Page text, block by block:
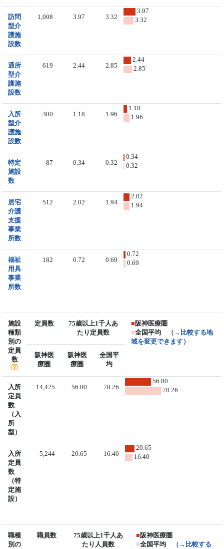
訪問
型介
護施
設数
1,008 3.97 3.32
3.97
3.32
通所
型介
護施
設数
619 2.44 2.85
2.44
2.85
入所
型介
護施
設数
300 1.18 1.96
1.18
1.96
特定
施設
数
87 0.34 0.32
0.34
0.32
居宅
介護
支援
事業
所数
512 2.02 1.94
2.02
1.94
福祉
用具
事業
所数
182 0.72 0.69
0.72
0.69
施設
種類
別の
定員
数
定員数
75歳以上1千人あ
たり定員数
■ 阪神医療圏
■全国平均
（→比較する地
域を変更できます）
阪神医
療圏
阪神医
療圏
全国平
均
入所
定員
数
（入
所
型）
14,425 56.80 78.26
56.80
78.26
入所
定員
数
（特
定施
設）
5,244 20.65 16.40
20.65
16.40
職種
別の
職員数
75歳以上1千人あ
たり人員数
■ 阪神医療圏
■全国平均
（→比較する